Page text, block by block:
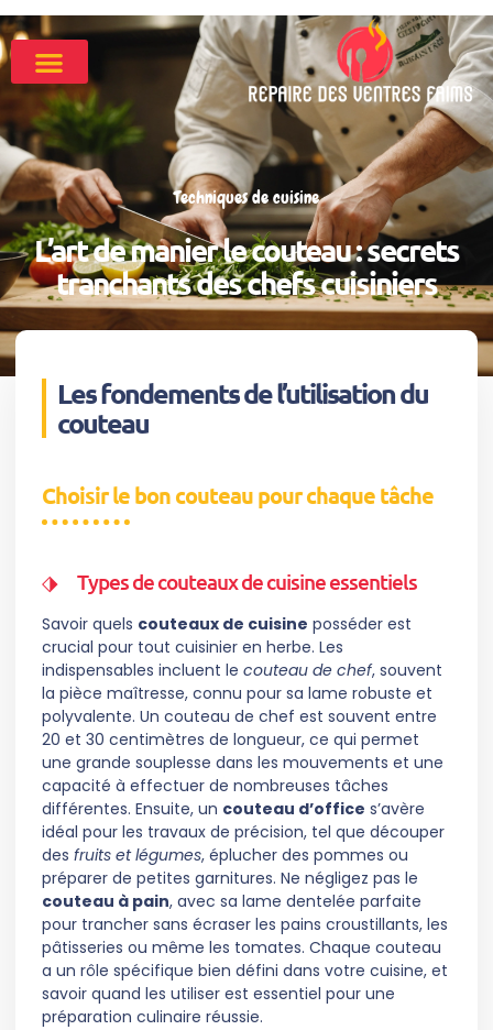
Techniques de cuisine
L’art de manier le couteau : secrets
tranchants des chefs cuisiniers
Les fondements de l’utilisation du
couteau
Choisir le bon couteau pour chaque tâche
Types de couteaux de cuisine essentiels
Savoir quels couteaux de cuisine posséder est
crucial pour tout cuisinier en herbe. Les
indispensables incluent le couteau de chef, souvent
la pièce maîtresse, connu pour sa lame robuste et
polyvalente. Un couteau de chef est souvent entre
20 et 30 centimètres de longueur, ce qui permet
une grande souplesse dans les mouvements et une
capacité à effectuer de nombreuses tâches
différentes. Ensuite, un couteau d’office s’avère
idéal pour les travaux de précision, tel que découper
des fruits et légumes, éplucher des pommes ou
préparer de petites garnitures. Ne négligez pas le
couteau à pain, avec sa lame dentelée parfaite
pour trancher sans écraser les pains croustillants, les
pâtisseries ou même les tomates. Chaque couteau
a un rôle spécifique bien défini dans votre cuisine, et
savoir quand les utiliser est essentiel pour une
préparation culinaire réussie.